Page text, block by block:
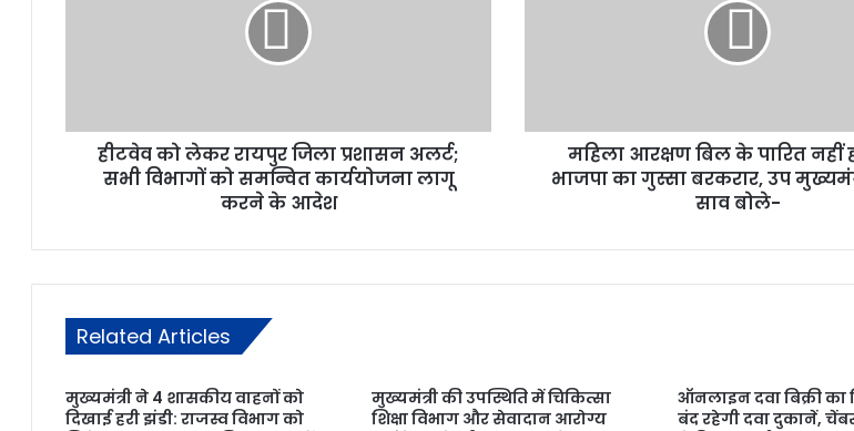
हीटवेव को लेकर रायपुर जिला प्रशासन अलर्ट;
सभी विभागों को समन्वित कार्ययोजना लागू
करने के आदेश
महिला आरक्षण बिल के पारित नहीं
भाजपा का गुस्सा बरकरार, उप
साव बोले-
Related Articles
मुख्यमंत्री ने 4 शासकीय वाहनों को
दिखाई हरी झंडी: राजस्व विभाग को
मुख्यमंत्री की उपस्थिति में चिकित्सा
शिक्षा विभाग और सेवादान आरोग्य
ऑनलाइन दवा बिक्री का
बंद रहेगी दवा दुकानें,